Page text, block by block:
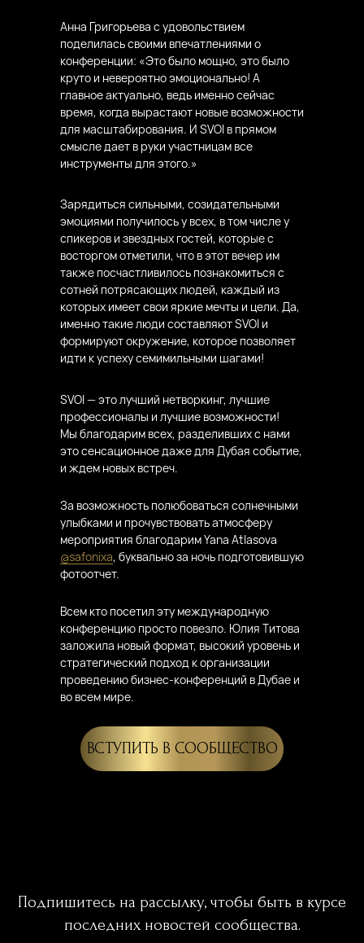
Анна Григорьева с удовольствием
поделилась своими впечатлениями о
конференции: «Это было мощно, это было
круто и невероятно эмоционально! А
главное актуально, ведь именно сейчас
время, когда вырастают новые возможности
для масштабирования. И SVOI в прямом
смысле дает в руки участницам все
инструменты для этого.»
Зарядиться сильными, созидательными
эмоциями получилось у всех, в том числе у
спикеров и звездных гостей, которые с
восторгом отметили, что в этот вечер им
также посчастливилось познакомиться с
сотней потрясающих людей, каждый из
которых имеет свои яркие мечты и цели. Да,
именно такие люди составляют SVOI и
формируют окружение, которое позволяет
идти к успеху семимильными шагами!
SVOI — это лучший нетворкинг, лучшие
профессионалы и лучшие возможности!
Мы благодарим всех, разделивших с нами
это сенсационное даже для Дубая событие,
и ждем новых встреч.
За возможность полюбоваться солнечными
улыбками и прочувствовать атмосферу
мероприятия благодарим Yana Atlasova
@safonixa, буквально за ночь подготовившую
фотоотчет.
Всем кто посетил эту международную
конференцию просто повезло. Юлия Титова
заложила новый формат, высокий уровень и
стратегический подход к организации
проведению бизнес-конференций в Дубае и
во всем мире.
ВСТУПИТЬ В СООБЩЕСТВО
Подпишитесь на рассылку, чтобы быть в курсе
последних новостей сообщества.